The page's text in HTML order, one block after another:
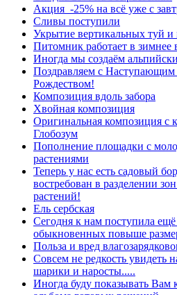
Акция -25% на всё уже с
Сливы поступили
Укрытие вертикальных туй
Питомник работает в зимнее
Иногда мы создаём
Поздравляем с
Рождеством!
Композиция вдоль забора
Хвойная композиция
Оригинальная композиция с
Глобозум
Пополнение площадки с
растениями
Теперь у нас есть садовый
востребован в разделении
растений!
Ель сербская
Сегодня к нам поступила ещё
обыкновенных повыше
Польза и вред
Совсем не редкость увидеть
шарики и наросты.....
Иногда буду показывать Вам